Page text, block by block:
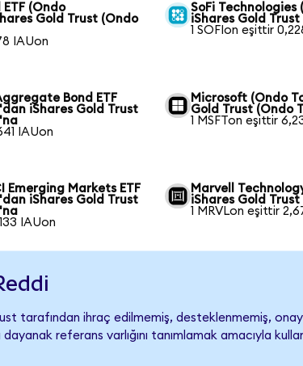
ETF (Ondo
Gold Trust (Ondo
IAUon
SoFi Technologies
iShares Gold
1 SOFIon eşittir
Bond ETF
iShares Gold Trust
IAUon
Microsoft (Ondo
Gold Trust (Ondo
1 MSFTon eşittir
Emerging Markets ETF
iShares Gold Trust
IAUon
Marvell
iShares Gold
1 MRVLon eşittir
tarafından ihraç edilmemiş, desteklenmemiş,
referans varlığını tanımlamak amacıyla